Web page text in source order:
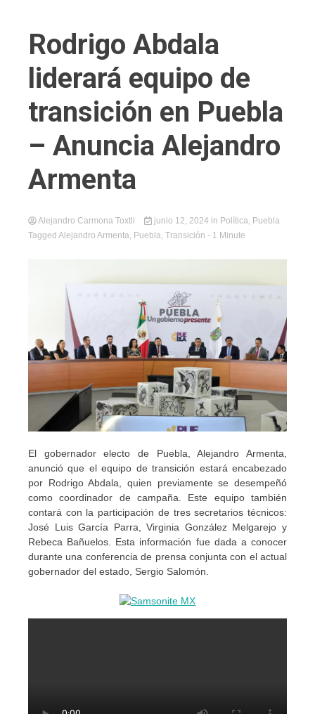
Rodrigo Abdala
liderará equipo de
transición en Puebla
– Anuncia Alejandro
Armenta
Alejandro Carmona Toxtli junio 12, 2024 in Política, Puebla
Tagged Alejandro Armenta, Puebla, Transición - 1 Minute
El gobernador electo de Puebla, Alejandro Armenta,
anunció que el equipo de transición estará encabezado
por Rodrigo Abdala, quien previamente se desempeñó
como coordinador de campaña. Este equipo también
contará con la participación de tres secretarios técnicos:
José Luis García Parra, Virginia González Melgarejo y
Rebeca Bañuelos. Esta información fue dada a conocer
durante una conferencia de prensa conjunta con el actual
gobernador del estado, Sergio Salomón.